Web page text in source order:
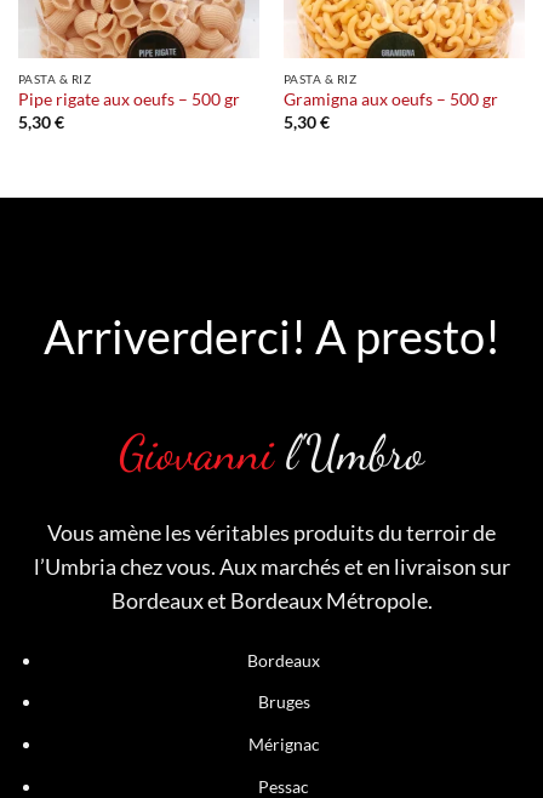
PASTA & RIZ
Pipe rigate aux oeufs – 500 gr
5,30€
PASTA & RIZ
Gramigna aux oeufs – 500 gr
5,30€
Arriverderci! A presto!
Giovannil'Umbro
Vous amène les véritables produits du terroir de
l’Umbria chez vous. Aux marchés et en livraison sur
Bordeaux et Bordeaux Métropole.
Bordeaux
Bruges
Mérignac
Pessac